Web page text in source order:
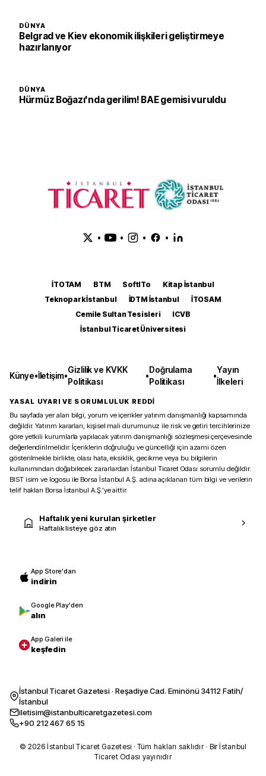
DÜNYA
Belgrad ve Kiev ekonomik ilişkileri geliştirmeye
hazırlanıyor
DÜNYA
Hürmüz Boğazı'nda gerilim! BAE gemisi vuruldu
• • • •
İTOTAM BTM SoftITo
Kitap İstanbul
Teknopark İstanbul
İDTM İstanbul
İTOSAM
Cemile Sultan Tesisleri
ICVB
İstanbul Ticaret Üniversitesi
Künye•İletişim•
Gizlilik ve KVKK
Politikası
•
Doğrulama
Politikası
•
Yayın
İlkeleri
YASAL UYARI VE SORUMLULUK REDDİ
Bu sayfada yer alan bilgi, yorum ve içerikler yatırım danışmanlığı kapsamında
değildir. Yatırım kararları, kişisel mali durumunuz ile risk ve getiri tercihlerinize
göre yetkili kurumlarla yapılacak yatırım danışmanlığı sözleşmesi çerçevesinde
değerlendirilmelidir. İçeriklerin doğruluğu ve güncelliği için azami özen
gösterilmekle birlikte, olası hata, eksiklik, gecikme veya bu bilgilerin
kullanımından doğabilecek zararlardan İstanbul Ticaret Odası sorumlu değildir.
BIST isim ve logosu ile Borsa İstanbul A.Ş. adına açıklanan tüm bilgi ve verilerin
telif hakları Borsa İstanbul A.Ş.’ye aittir.
Haftalık yeni kurulan şirketler
Haftalık listeye göz atın
App Store'dan
indirin
Google Play'den
alın
App Galeri ile
keşfedin
İstanbul Ticaret Gazetesi · Reşadiye Cad. Eminönü 34112 Fatih/
İstanbul
iletisim@istanbulticaretgazetesi.com
+90 212 467 65 15
© 2026 İstanbul Ticaret Gazetesi · Tüm hakları saklıdır · Bir İstanbul
Ticaret Odası yayınıdır